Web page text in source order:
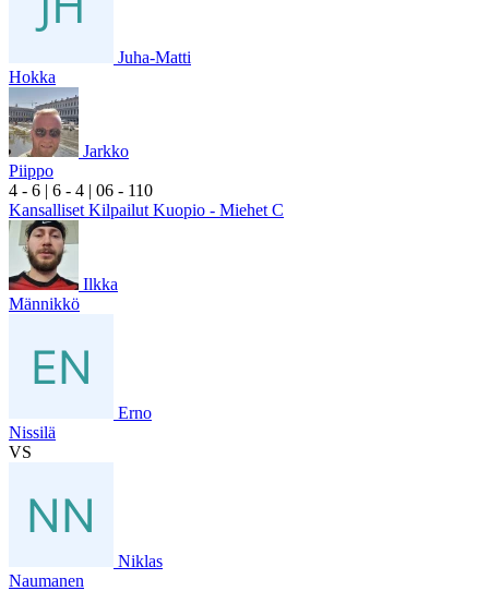
Juha-Matti
Hokka
Jarkko
Piippo
4 - 6 | 6 - 4 | 06 - 110
Kansalliset Kilpailut Kuopio - Miehet C
Ilkka
Männikkö
Erno
Nissilä
VS
Niklas
Naumanen